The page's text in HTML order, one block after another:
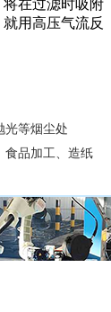
在过滤时吸附
用高压气流反
光等烟尘处
食品加工、造纸